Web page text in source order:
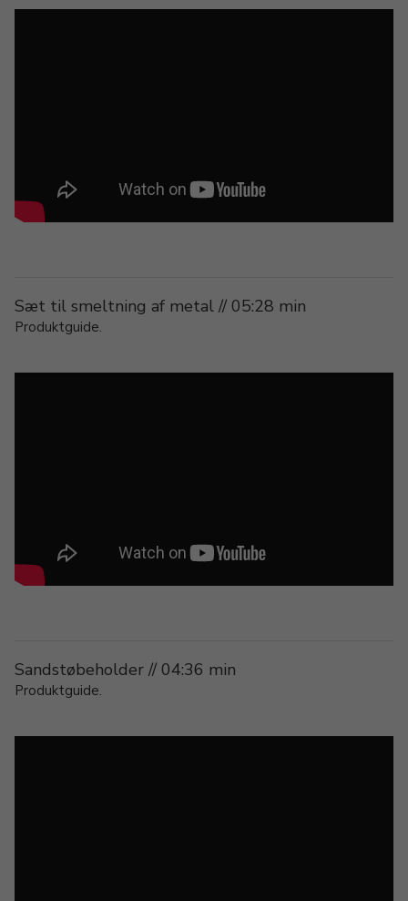
Sæt til smeltning af metal // 05:28 min
Produktguide.
Sandstøbeholder // 04:36 min
Produktguide.